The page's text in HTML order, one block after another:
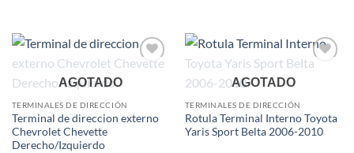
AGOTADO
TERMINALES DE DIRECCIÓN
Terminal de direccion externo
Chevrolet Chevette
Derecho/Izquierdo
AGOTADO
TERMINALES DE DIRECCIÓN
Rotula Terminal Interno Toyota
Yaris Sport Belta 2006-2010